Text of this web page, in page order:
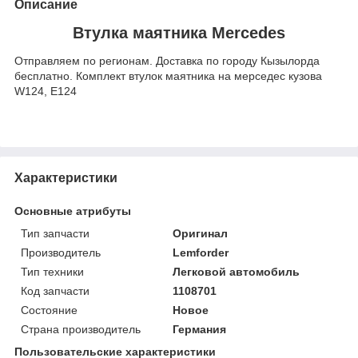
Описание
Втулка маятника Mercedes
Отправляем по регионам. Доставка по городу Кызылорда
бесплатно. Комплект втулок маятника на мерседес кузова
W124, E124
Характеристики
Основные атрибуты
Тип запчасти
Оригинал
Производитель
Lemforder
Тип техники
Легковой автомобиль
Код запчасти
1108701
Состояние
Новое
Страна производитель
Германия
Пользовательские характеристики